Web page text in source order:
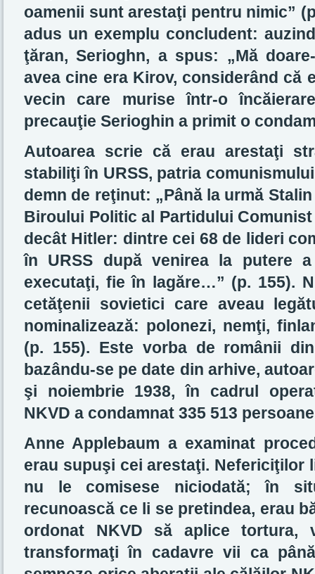
oamenii sunt arestaţi pentru nimic”
adus un exemplu concludent:
ţăran, Serioghn, a spus: „Mă
avea cine era Kirov, considerând că
vecin care murise într-o
precauţie Serioghin a primit o
Autoarea scrie că erau arestaţi
stabiliţi în URSS, patria
demn de reţinut: „Până la urmă
Biroului Politic al Partidului
decât Hitler: dintre cei 68 de lideri
în URSS după venirea la putere
executaţi, fie în lagăre…” (p. 155).
cetăţenii sovietici care aveau
nominalizează: polonezi, nemţi,
(p. 155). Este vorba de românii
bazându-se pe date din arhive,
şi noiembrie 1938, în cadrul
NKVD a condamnat 335 513
Anne Applebaum a examinat
erau supuşi cei arestaţi. Nefericiţilor
nu le comisese niciodată; în
recunoască ce li se pretindea, erau
ordonat NKVD să aplice tortura,
transformaţi în cadavre vii ca